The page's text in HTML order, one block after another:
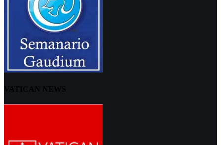
VATICAN NEWS